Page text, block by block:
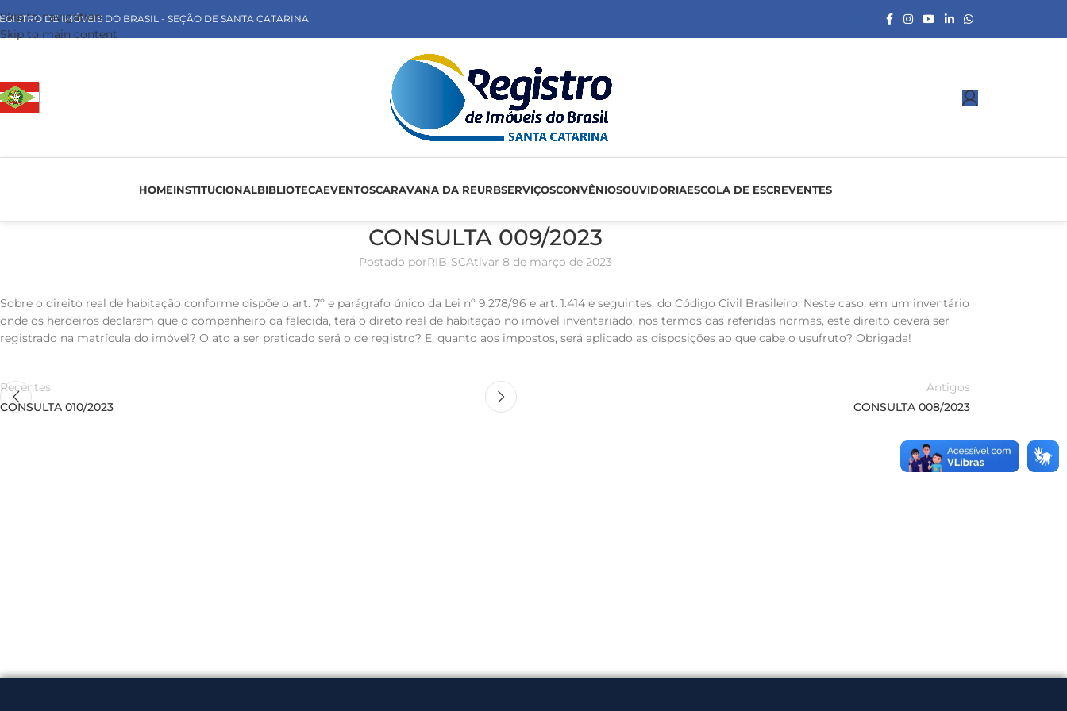
Skip to navigation
Skip to main content
DE IMÓVEIS DO BRASIL - SEÇÃO DE SANTA CATARINA
HOMEINSTITUCIONALBIBLIOTECAEVENTOSCARAVANA DA REURBSERVIÇOSCONVÊNIOSOUVIDORIAESCOLA DE ESCREVENTES
CONSULTA 009/2023
Postado porRIB-SCAtivar 8 de março de 2023
Sobre o direito real de habitação conforme dispõe o art. 7º e parágrafo único da Lei nº 9.278/96 e art. 1.414 e seguintes, do Código Civil Brasileiro. Neste caso, em um inventário
onde os herdeiros declaram que o companheiro da falecida, terá o direto real de habitação no imóvel inventariado, nos termos das referidas normas, este direito deverá ser
registrado na matrícula do imóvel? O ato a ser praticado será o de registro? E, quanto aos impostos, será aplicado as disposições ao que cabe o usufruto? Obrigada!
Recentes
CONSULTA 010/2023
Antigos
CONSULTA 008/2023